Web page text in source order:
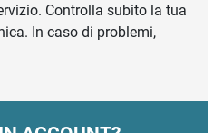
Controlla subito la tua
In caso di problemi,